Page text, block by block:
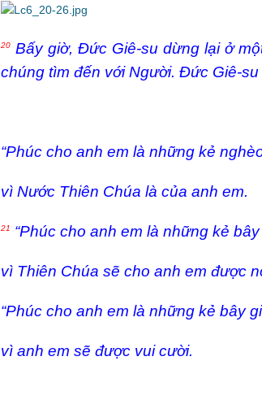
20 Bấy giờ, Đức Giê-su dừng lại ở
chúng tìm đến với Người. Đức Giê-
“Phúc cho anh em là những kẻ
vì Nước Thiên Chúa là của anh em.
21 “Phúc cho anh em là những kẻ
vì Thiên Chúa sẽ cho anh em được
“Phúc cho anh em là những kẻ bây
vì anh em sẽ được vui cười.